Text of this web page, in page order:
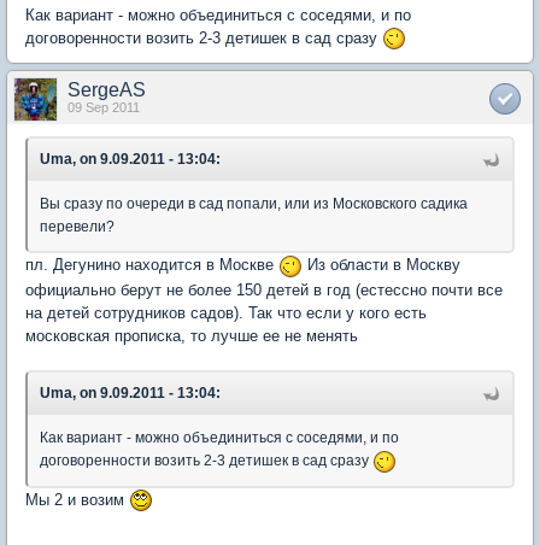
Как вариант - можно объединиться с соседями, и по
договоренности возить 2-3 детишек в сад сразу
SergeAS
09 Sep 2011
Uma, on 9.09.2011 - 13:04:
Вы сразу по очереди в сад попали, или из Московского садика
перевели?
пл. Дегунино находится в Москве
Из области в Москву
официально берут не более 150 детей в год (естессно почти все
на детей сотрудников садов). Так что если у кого есть
московская прописка, то лучше ее не менять
Uma, on 9.09.2011 - 13:04:
Как вариант - можно объединиться с соседями, и по
договоренности возить 2-3 детишек в сад сразу
Мы 2 и возим